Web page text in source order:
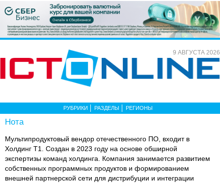
9 АВГУСТА 2026
РУБРИКИ РАЗДЕЛЫ РЕГИОНЫ
Нота
Мультипродуктовый вендор отечественного ПО, входит в
Холдинг Т1. Создан в 2023 году на основе обширной
экспертизы команд холдинга. Компания занимается развитием
собственных программных продуктов и формированием
внешней партнерской сети для дистрибуции и интеграции